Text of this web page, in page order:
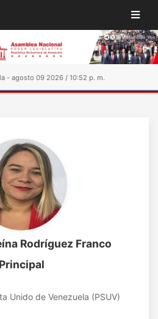
- agosto 09 2026 / 10:52 p. m.
Rodríguez Franco
Principal
Unido de Venezuela (PSUV)